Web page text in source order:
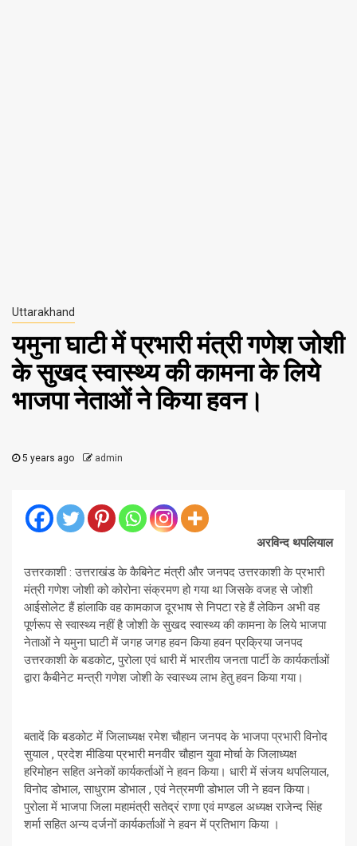
Uttarakhand
यमुना घाटी में प्रभारी मंत्री गणेश जोशी
के सुखद स्वास्थ्य की कामना के लिये
भाजपा नेताओं ने किया हवन।
5 years ago admin
अरविन्द थपलियाल
उत्तरकाशी : उत्तराखंड के कैबिनेट मंत्री और जनपद उत्तरकाशी के प्रभारी
मंत्री गणेश जोशी को कोरोना संक्रमण हो गया था जिसके वजह से जोशी
आईसोलेट हैं हांलाकि वह कामकाज दूरभाष से निपटा रहे हैं लेकिन अभी वह
पूर्णरूप से स्वास्थ्य नहीं है जोशी के सुखद स्वास्थ्य की कामना के लिये भाजपा
नेताओं ने यमुना घाटी में जगह जगह हवन किया हवन प्रक्रिया जनपद
उत्तरकाशी के बडकोट, पुरोला एवं धारी में भारतीय जनता पार्टी के कार्यकर्ताओं
द्वारा कैबीनेट मन्त्री गणेश जोशी के स्वास्थ्य लाभ हेतु हवन किया गया।
बतादें कि बडकोट में जिलाध्यक्ष रमेश चौहान जनपद के भाजपा प्रभारी विनोद
सुयाल , प्रदेश मीडिया प्रभारी मनवीर चौहान युवा मोर्चा के जिलाध्यक्ष
हरिमोहन सहित अनेकों कार्यकर्ताओं ने हवन किया। धारी में संजय थपलियाल,
विनोद डोभाल, साधुराम डोभाल , एवं नेत्रमणी डोभाल जी ने हवन किया।
पुरोला में भाजपा जिला महामंत्री सतेद्रं राणा एवं मण्डल अध्यक्ष राजेन्द सिंह
शर्मा सहित अन्य दर्जनों कार्यकर्ताओं ने हवन में प्रतिभाग किया ।